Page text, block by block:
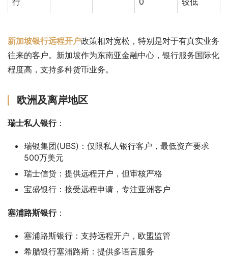
新加坡银行远程开户政策相对宽松，特别是对于有真实业务
往来的客户。新加坡作为东南亚金融中心，银行服务国际化
程度高，支持多种货币业务。
欧洲及离岸地区
瑞士私人银行：
瑞银集团(UBS)：仅限私人银行客户，最低资产要求
500万美元
瑞士信贷：提供远程开户，但审核严格
宝盛银行：接受远程申请，专注亚洲客户
塞浦路斯银行：
塞浦路斯银行：支持远程开户，欧盟监管
希腊银行塞浦路斯：提供多语言服务